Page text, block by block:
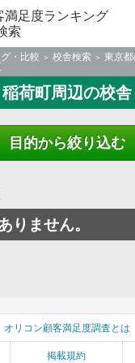
満足度ランキング
索
・比較 校舎検索
東京
稲荷町周辺の校舎
目的から絞り込む
りません。
オリコン顧客満足度調査とは
掲載規約